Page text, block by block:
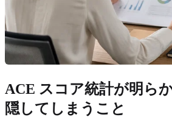
ACE スコア統計が明ら
隠してしまうこと